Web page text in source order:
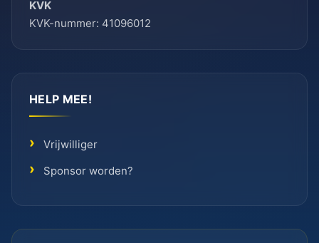
KVK
KVK-nummer: 41096012
HELP MEE!
Vrijwilliger
Sponsor worden?